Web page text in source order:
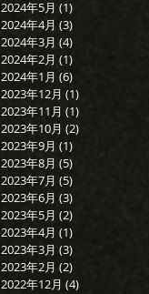
2024年5月 (1)
2024年4月 (3)
2024年3月 (4)
2024年2月 (1)
2024年1月 (6)
2023年12月 (1)
2023年11月 (1)
2023年10月 (2)
2023年9月 (1)
2023年8月 (5)
2023年7月 (5)
2023年6月 (3)
2023年5月 (2)
2023年4月 (1)
2023年3月 (3)
2023年2月 (2)
2022年12月 (4)